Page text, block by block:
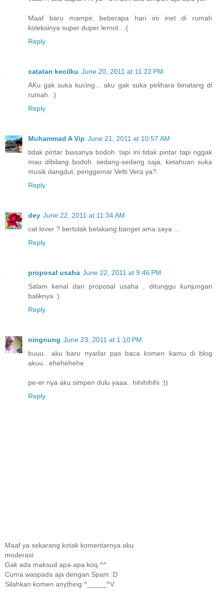
Maaf baru mampir, beberapa hari ini inet di rumah
koleksinya super duper lemot.. :(
Reply
catatan kecilku June 20, 2011 at 11:22 PM
AKu gak suka kucing... aku gak suka pelihara binatang di
rumah. :)
Reply
Muhammad A Vip June 21, 2011 at 10:57 AM
tidak pintar biasanya bodoh. tapi ini tidak pintar tapi nggak
mau dibilang bodoh. sedang-sedang saja, ketahuan suka
musik dangdut, penggemar Vetti Vera ya?
Reply
dey June 22, 2011 at 11:34 AM
cat lover ? bertolak belakang banget ama saya ...
Reply
proposal usaha June 22, 2011 at 9:46 PM
Salam kenal dari proposal usaha , ditunggu kunjungan
baliknya :).
Reply
ningnung June 23, 2011 at 1:10 PM
buuu.. aku baru nyadar pas baca komen kamu di blog
akuu.. ehehehehe
pe-er nya aku simpen dulu yaaa.. hihihihihi :))
Reply
Maaf ya sekarang kotak komentarnya aku
moderasi
Gak ada maksud apa-apa koq ^^
Cuma waspada aja dengan Spam :D
Silahkan komen anything ^_____^V